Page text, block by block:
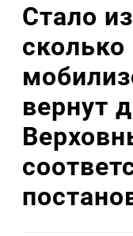
Стало
вернут